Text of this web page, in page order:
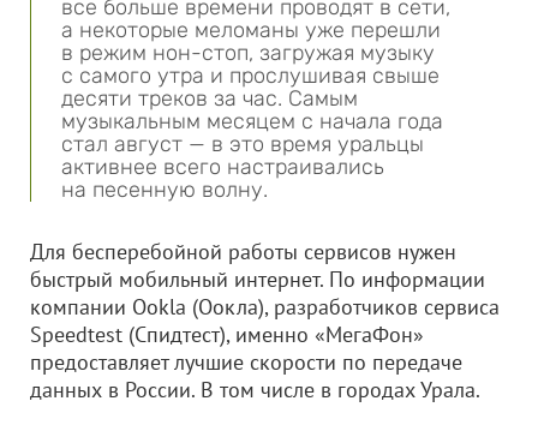
все больше времени проводят в сети,
а некоторые меломаны уже перешли
в режим нон-стоп, загружая музыку
с самого утра и прослушивая свыше
десяти треков за час. Самым
музыкальным месяцем с начала года
стал август — в это время уральцы
активнее всего настраивались
на песенную волну.
Для бесперебойной работы сервисов нужен
быстрый мобильный интернет. По информации
компании Ookla (Оокла), разработчиков сервиса
Speedtest (Спидтест), именно «МегаФон»
предоставляет лучшие скорости по передаче
данных в России. В том числе в городах Урала.